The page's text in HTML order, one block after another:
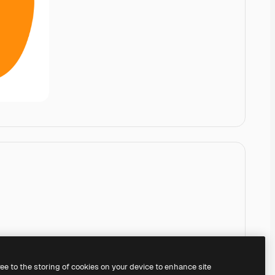
to the storing of cookies on your device to enhance site